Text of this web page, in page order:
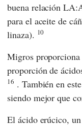
buena relación
para el aceite de
linaza). 10
Migros
proporción de
16 . También en
siendo mejor que
El ácido erúcico,